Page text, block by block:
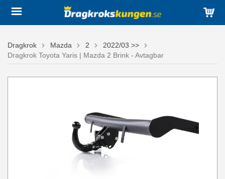
Dragkrok Mazda 2
2022/03 >>
Dragkrok Toyota Yaris | Mazda 2 Brink - Avtagbar